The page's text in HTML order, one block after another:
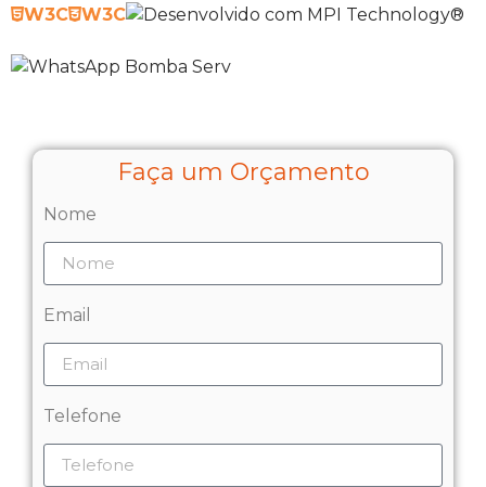
W3C
W3C
Faça um Orçamento
Nome
Email
Telefone